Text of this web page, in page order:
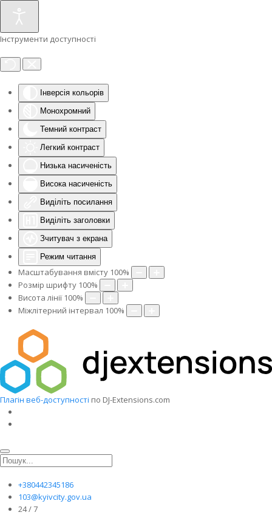
Інструменти доступності
Інверсія кольорів
Монохромний
Темний контраст
Легкий контраст
Низька насиченість
Висока насиченість
Виділіть посилання
Виділіть заголовки
Зчитувач з екрана
Режим читання
Масштабування вмісту 100%
Розмір шрифту 100%
Висота лінії 100%
Міжлітерний інтервал 100%
Плагін веб-доступності по DJ-Extensions.com
+380442345186
103@kyivcity.gov.ua
24 / 7